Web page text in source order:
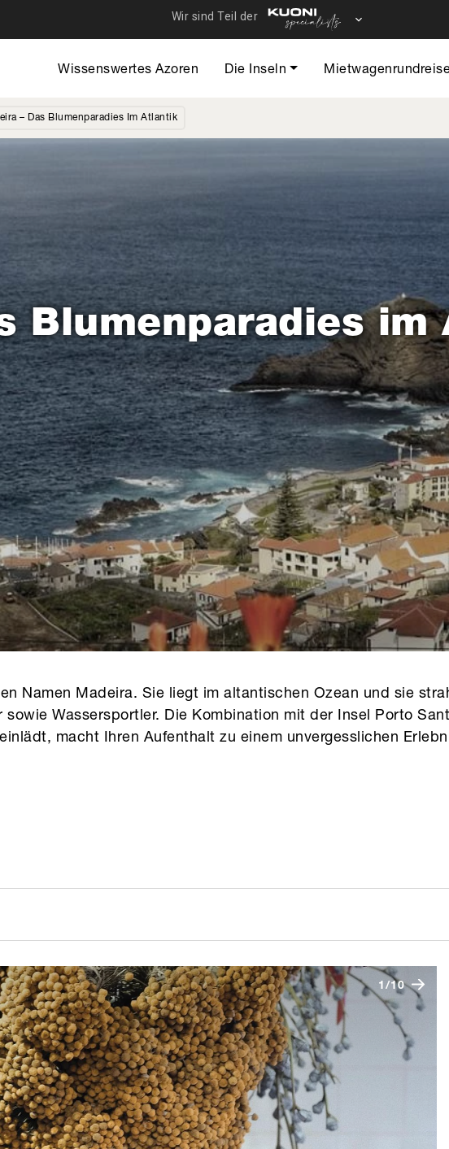
Direkt
zum
6 - Azoren - Hauptnavigation
Wissenswertes Azoren Die Inseln
– Das Blumenparadies Im Atlantik
Blumenparadies im
Namen Madeira. Sie liegt im altantischen Ozean und sie
Wassersportler. Die Kombination mit der Insel Porto
macht Ihren Aufenthalt zu einem unvergesslichen
1/10